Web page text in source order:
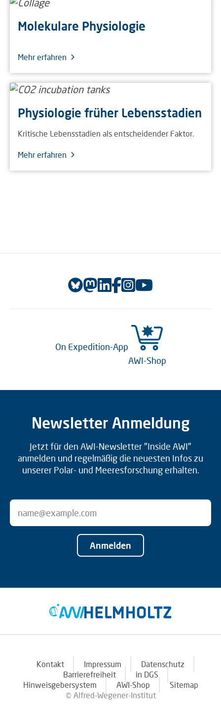
Molekulare Physiologie
Mehr erfahren
Physiologie früher Lebensstadien
Kritische Lebensstadien als entscheidender Faktor.
Mehr erfahren
On Expedition-App
AWI-Shop
Newsletter Anmeldung
Jetzt für den AWI-Newsletter "Inside AWI"
anmelden und regelmäßig die neuesten Infos zu
unserer Polar- und Meeresforschung erhalten.
Anmelden
Kontakt Impressum
Datenschutz
Barrierefreiheit
in DGS
Hinweisgebersystem
AWI-Shop
Sitemap
© Alfred-Wegener-Institut